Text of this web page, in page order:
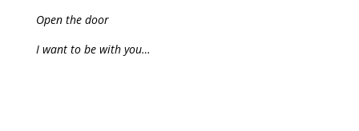
Open the door
I want to be with you…